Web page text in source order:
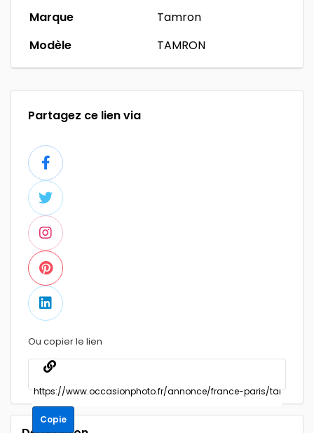
Marque
Tamron
Modèle
TAMRON
Partagez ce lien via
Ou copier le lien
Copie